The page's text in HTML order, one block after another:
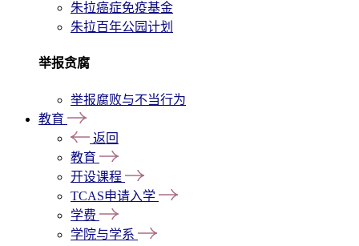
朱拉癌症免疫基金
朱拉百年公园计划
举报贪腐
举报腐败与不当行为
教育
返回
教育
开设课程
TCAS申请入学
学费
学院与学系